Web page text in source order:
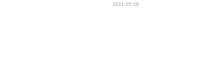
2021.05.28